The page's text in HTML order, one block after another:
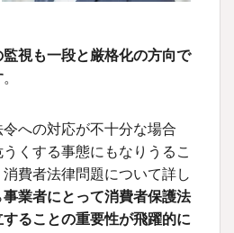
視も一段と厳格化の方向で
。
への対応が不十分な場合
くする事態にもなりうるこ
費者法律問題について詳し
事業者にとって消費者保護法
ることの重要性が飛躍的に